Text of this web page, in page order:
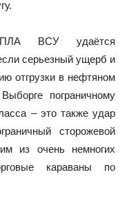
ВСУ удаётся
серьезный ущерб и
отгрузки в нефтяном
пограничному
– это также удар
сторожевой
из очень немногих
караваны по